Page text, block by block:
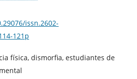
issn.2602-
121p
física, dismorfia, estudiantes de